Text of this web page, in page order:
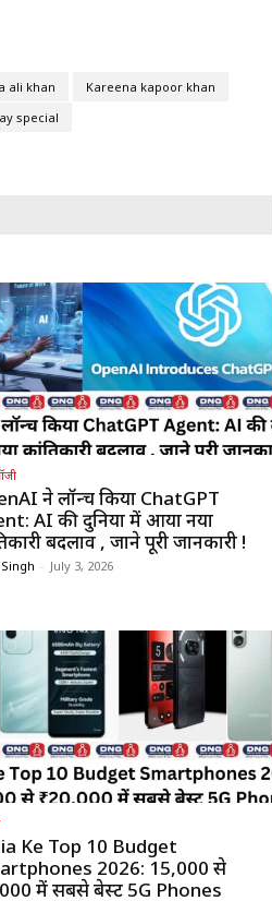
ali khan
Kareena kapoor khan
special
ने लॉन्च किया ChatGPT
AI की दुनिया में आया नया
बदलाव , जाने पूरी जानकारी !
- July 3, 2026
Ke Top 10 Budget
2026: ₹15,000 से
में सबसे बेस्ट 5G Phones